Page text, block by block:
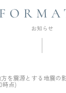
方を震源とする地震の
時点)